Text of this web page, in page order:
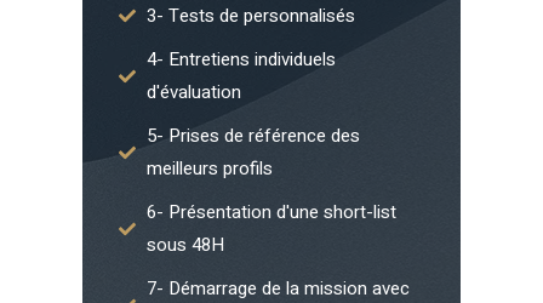
3- Tests de personnalisés
4- Entretiens individuels
d'évaluation
5- Prises de référence des
meilleurs profils
6- Présentation d'une short-list
sous 48H
7- Démarrage de la mission avec